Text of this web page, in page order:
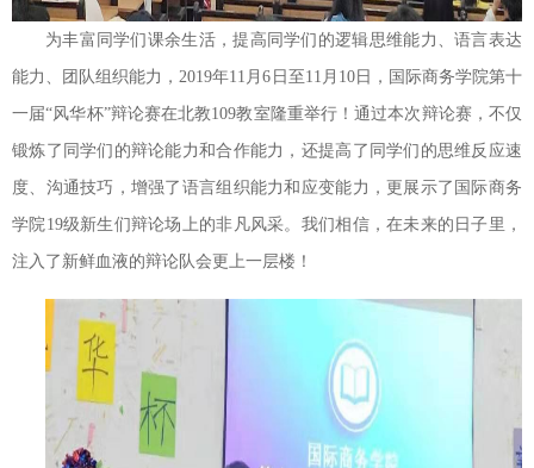
为丰富同学们课余生活，提高同学们的逻辑思维能力、语言表达
能力、团队组织能力，2019年11月6日至11月10日，国际商务学院第十
一届“风华杯”辩论赛在北教109教室隆重举行！通过本次辩论赛，不仅
锻炼了同学们的辩论能力和合作能力，还提高了同学们的思维反应速
度、沟通技巧，增强了语言组织能力和应变能力，更展示了国际商务
学院19级新生们辩论场上的非凡风采。我们相信，在未来的日子里，
注入了新鲜血液的辩论队会更上一层楼！